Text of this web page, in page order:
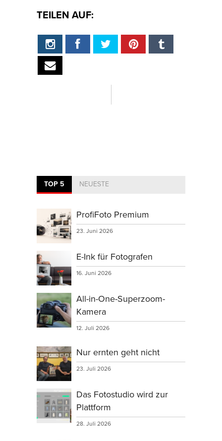
TEILEN AUF:
TOP 5 NEUESTE
ProfiFoto Premium
23. Juni 2026
E-Ink für Fotografen
16. Juni 2026
All-in-One-Superzoom-
Kamera
12. Juli 2026
Nur ernten geht nicht
23. Juli 2026
Das Fotostudio wird zur
Plattform
28. Juli 2026